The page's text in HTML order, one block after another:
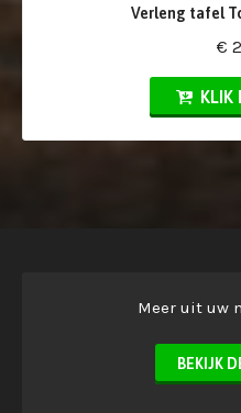
Verleng tafel
€
KLIK
Meer uit uw
BEKIJK